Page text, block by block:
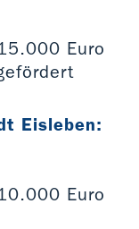
Euro
Eisleben:
Euro